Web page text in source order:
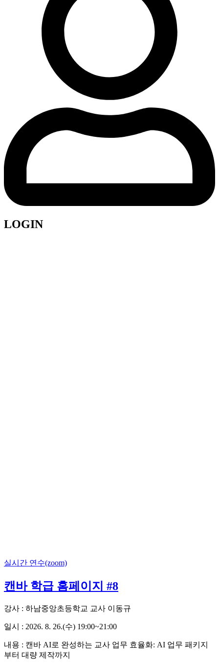
LOGIN
실시간 연수(zoom)
캔바 학급 홈페이지 #8
강사 : 하남중앙초등학교 교사 이동규
일시 : 2026. 8. 26.(수) 19:00~21:00
내용 : 캔바 AI로 완성하는 교사 업무 효율화: AI 업무 패키지
부터 대량 제작까지